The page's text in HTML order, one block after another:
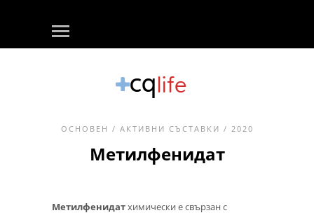
ОСНОВЕН / АКТИВНИ СЪСТАВКИ / 2020
Метилфенидат
Метилфенидатхимически е свързан с